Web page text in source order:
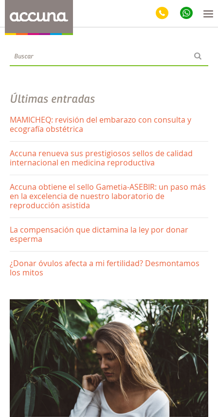
Blog
Últimas entradas
MAMICHEQ: revisión del embarazo con consulta y
ecografía obstétrica
Accuna renueva sus prestigiosos sellos de calidad
internacional en medicina reproductiva
Accuna obtiene el sello Gametia-ASEBIR: un paso más
en la excelencia de nuestro laboratorio de
reproducción asistida
La compensación que dictamina la ley por donar
esperma
¿Donar óvulos afecta a mi fertilidad? Desmontamos
los mitos